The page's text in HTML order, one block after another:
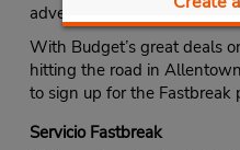
adventure, the Poconos are
With Budget’s great deals
hitting the road in
to sign up for the Fastbreak
Servicio Fastbreak